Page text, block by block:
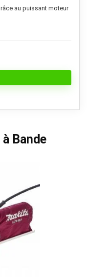
:
actuel
est :
au puissant moteur
Bande